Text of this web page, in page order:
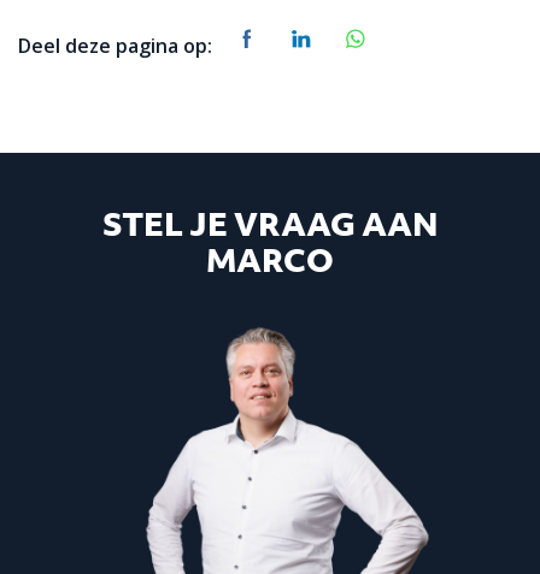
Deel deze pagina op:
STEL JE VRAAG AAN
MARCO